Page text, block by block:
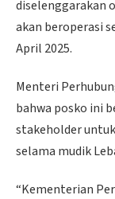
diselenggarakan
akan beroperasi
April 2025.
Menteri
bahwa posko ini
stakeholder
selama mudik
“Kementerian